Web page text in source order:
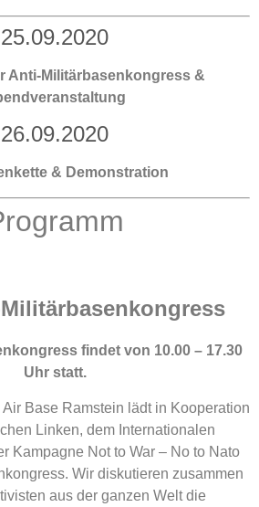
25.09.2020
Anti-Militärbasenkongress &
26.09.2020
& Demonstration
findet von 10.00 – 17.30
Uhr statt.
Base Ramstein lädt in Kooperation
Linken, dem Internationalen
Kampagne Not to War – No to Nato
Wir diskutieren zusammen
aus der ganzen Welt die